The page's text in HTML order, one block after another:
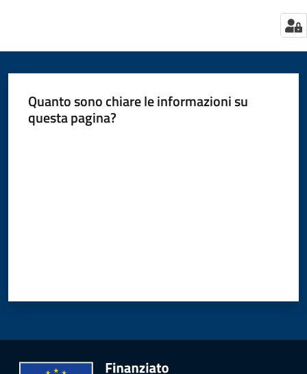
Quanto sono chiare le informazioni su
questa pagina?